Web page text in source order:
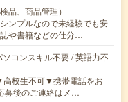
品、商品管理）
ンプルなので未経験でも安
や書籍などの仕分…
コンスキル不要 / 英語力不
校生不可▼携帯電話をお
募後のご連絡はメ…